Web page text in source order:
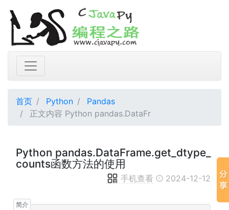
首页 Python
Pandas
正文内容 Python pandas.DataFr
Python pandas.DataFrame.get_dtype_
counts函数方法的使用
手机查看 2024-12-12